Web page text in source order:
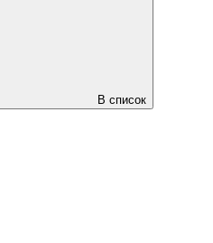
В список